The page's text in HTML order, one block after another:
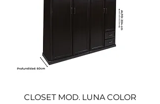
CLOSET MOD. LUNA COLOR